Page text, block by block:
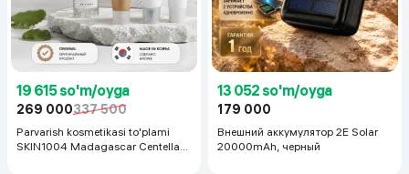
19 615 so'm/oyga
269 000337 500
Parvarish kosmetikasi to'plami
SKIN1004 Madagascar Centella
13 052 so'm/oyga
179 000
Внешний аккумулятор 2E Solar
20000mAh, черный